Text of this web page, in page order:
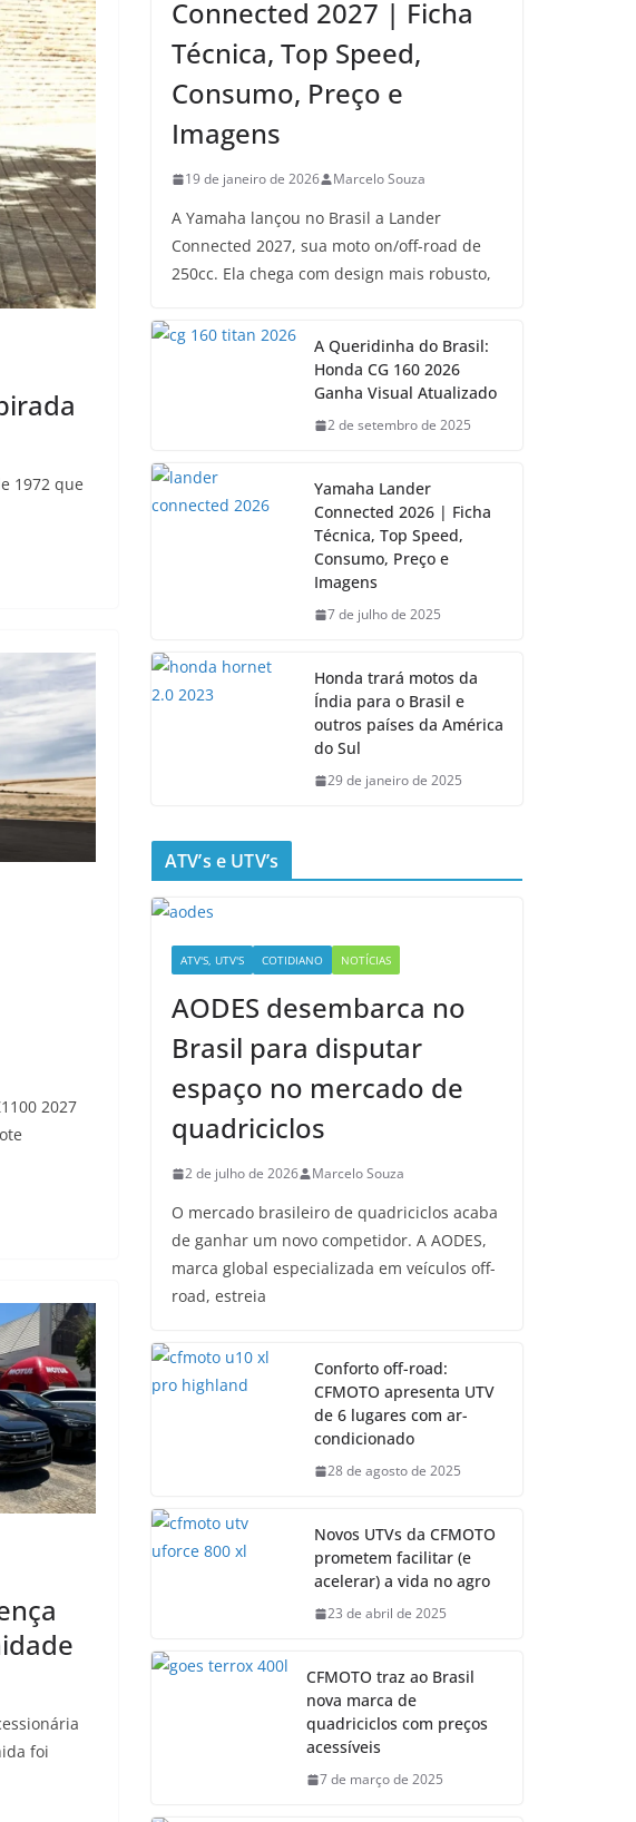
1972 que
2027
foi
Connected 2027 | Ficha
Técnica, Top Speed,
Consumo, Preço e
Imagens
19 de janeiro de 2026 Marcelo Souza
A Yamaha lançou no Brasil a Lander
Connected 2027, sua moto on/off-road de
250cc. Ela chega com design mais robusto,
A Queridinha do Brasil:
Honda CG 160 2026
Ganha Visual Atualizado
2 de setembro de 2025
Yamaha Lander
Connected 2026 | Ficha
Técnica, Top Speed,
Consumo, Preço e
Imagens
7 de julho de 2025
Honda trará motos da
Índia para o Brasil e
outros países da América
do Sul
29 de janeiro de 2025
ATV’s e UTV’s
ATV'S, UTV'S COTIDIANO NOTÍCIAS
AODES desembarca no
Brasil para disputar
espaço no mercado de
quadriciclos
2 de julho de 2026 Marcelo Souza
O mercado brasileiro de quadriciclos acaba
de ganhar um novo competidor. A AODES,
marca global especializada em veículos off-
road, estreia
Conforto off-road:
CFMOTO apresenta UTV
de 6 lugares com ar-
condicionado
28 de agosto de 2025
Novos UTVs da CFMOTO
prometem facilitar (e
acelerar) a vida no agro
23 de abril de 2025
CFMOTO traz ao Brasil
nova marca de
quadriciclos com preços
acessíveis
7 de março de 2025